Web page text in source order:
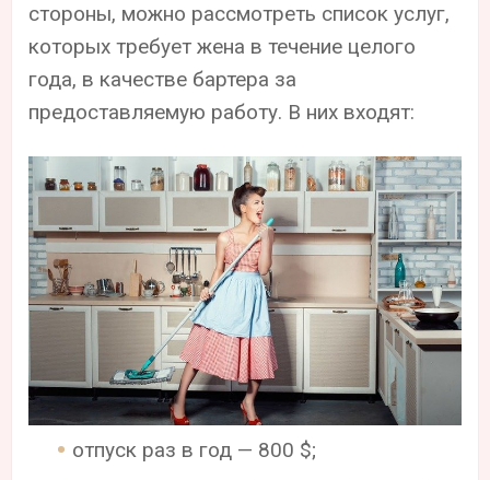
стороны, можно рассмотреть список услуг,
которых требует жена в течение целого
года, в качестве бартера за
предоставляемую работу. В них входят:
отпуск раз в год — 800 $;